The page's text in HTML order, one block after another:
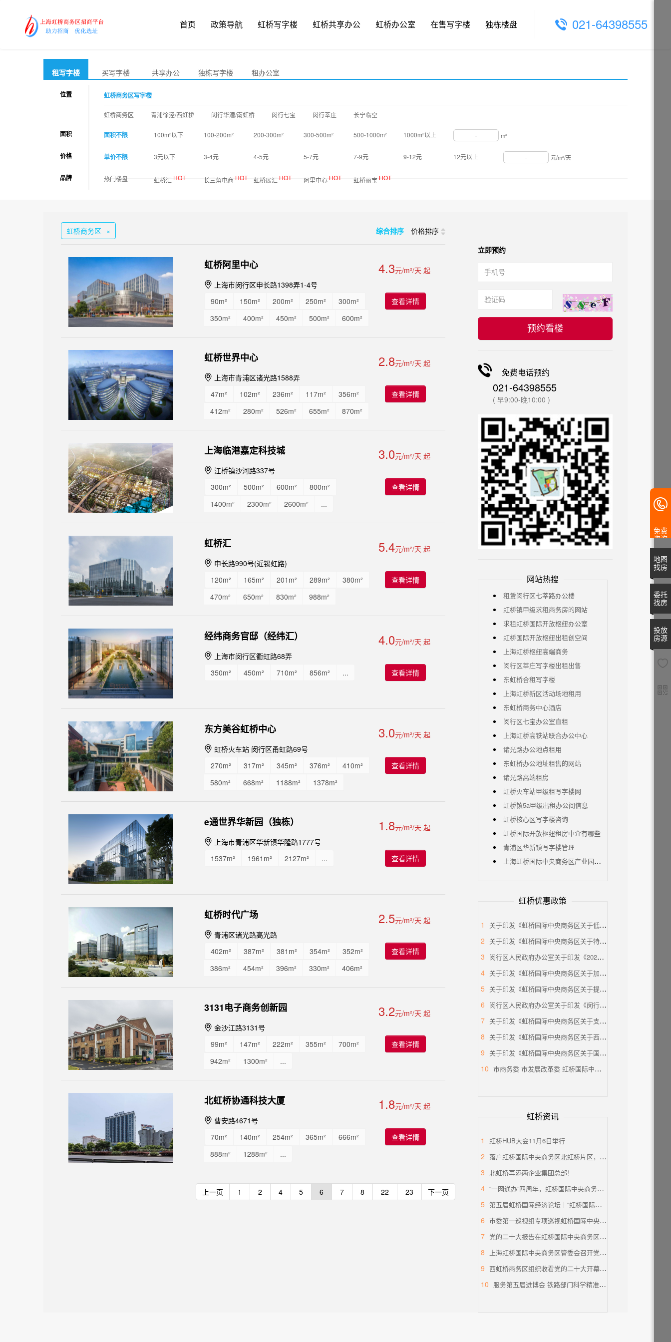
首页 政策导航 虹桥写字楼 虹桥共享办公 虹桥办公室 在售写字楼 独栋楼盘 021-64398555
租写字楼 买写字楼 共享办公 独栋写字楼 租办公室
位置 虹桥商务区写字楼
虹桥商务区 青浦徐泾/西虹桥 闵行华漕/南虹桥 闵行七宝 闵行莘庄 长宁临空
面积 面积不限 100m²以下 100-200m² 200-300m² 300-500m² 500-1000m² 1000m²以上 - m²
价格 单价不限 3元以下 3-4元 4-5元 5-7元 7-9元 9-12元 12元以上 - 元/m²/天
品牌 热门楼盘 虹桥汇 HOT 长三角电商 HOT 虹桥展汇 HOT 阿里中心 HOT 虹桥丽宝 HOT
虹桥商务区 × 综合排序 价格排序
虹桥阿里中心 4.3元/m²/天 起
上海市闵行区申长路1398弄1-4号
90m²
150m² 200m² 250m²
300m²
350m²
400m² 450m² 500m²
600m²
1200m²
1500m²
查看详情
虹桥世界中心 2.8元/m²/天 起
上海市青浦区诸光路1588弄
47m²
102m² 236m² 117m²
356m²
412m²
280m² 526m² 655m²
870m²
4312m²
5000m² ...
查看详情
上海临港嘉定科技城 3.0元/m²/天 起
江桥镇沙河路337号
300m²
500m² 600m²
800m²
1400m²
2300m² 2600m² ...
查看详情
虹桥汇 5.4元/m²/天 起
申长路990号(近锡虹路)
120m²
165m² 201m² 289m²
380m²
470m²
650m² 830m²
988m²
3500m²
4260m² 5800m²
查看详情
经纬商务官邸（经纬汇） 4.0元/m²/天 起
上海市闵行区衢虹路68弄
350m²
450m² 710m² 856m² ... 查看详情
东方美谷虹桥中心 3.0元/m²/天 起
虹桥火车站 闵行区甬虹路69号
270m²
317m² 345m² 376m²
410m²
580m²
668m² 1188m²
1378m²
查看详情
e通世界华新园（独栋） 1.8元/m²/天 起
上海市青浦区华新镇华隆路1777号
1537m²
1961m² 2127m² ... 查看详情
虹桥时代广场 2.5元/m²/天 起
青浦区诸光路高光路
402m²
387m² 381m² 354m²
352m²
386m²
454m² 396m² 330m²
406m²
474m²
342m² 399m²
查看详情
3131电子商务创新园 3.2元/m²/天 起
金沙江路3131号
99m²
147m² 222m² 355m²
700m²
942m²
1300m² ...
查看详情
北虹桥协通科技大厦 1.8元/m²/天 起
曹安路4671号
70m²
140m² 254m² 365m²
666m²
888m²
1288m² ...
查看详情
上一页 1 2 4 5 6 7 8 22 23 下一页
立即预约
预约看楼
免费电话预约
021-64398555
( 早9:00-晚10:00 )
网站热搜
租赁闵行区七莘路办公楼
虹桥镇甲级求租商务房的网站
求租虹桥国际开放枢纽办公室
虹桥国际开放枢纽出租创空间
上海虹桥枢纽高端商务
闵行区莘庄写字楼出租出售
东虹桥合租写字楼
上海虹桥新区活动场地租用
东虹桥商务中心酒店
闵行区七宝办公室直租
上海虹桥高铁站联合办公中心
诸光路办公地点租用
东虹桥办公地址租售的网站
诸光路高端租房
虹桥火车站甲级租写字楼网
虹桥镇5a甲级出租办公间信息
虹桥核心区写字楼咨询
虹桥国际开放枢纽租房中介有哪些
青浦区华新镇写字楼管理
上海虹桥国际中央商务区产业园区出租
虹桥优惠政策
1 关于印发《虹桥国际中央商务区关于低空经济高质量发展的支持政策》的通知
2 关于印发《虹桥国际中央商务区关于特色产业园区高质量发展的支持政策》的通知
3 闵行区人民政府办公室关于印发《2025年虹桥国际中央商务区（闵行部分）建设行动方案》的通知
4 关于印发《虹桥国际中央商务区关于加快发展法律服务业，打造涉外法律服务高地的支持政策 (试行)》的通知
5 关于印发《虹桥国际中央商务区关于提升生态环境和区域品质的支持政策》的通知
6 闵行区人民政府办公室关于印发《闵行区推进落实<关于支持虹桥国际中央商务区建设国际贸易中心新平台的若干措施>重点任务分工方案》的通知
7 关于印发《虹桥国际中央商务区关于支持总部企业发展的支持政策》的通知
8 关于印发《虹桥国际中央商务区关于西片国际级消费集聚区建设的支持政策》的通知
9 关于印发《虹桥国际中央商务区关于国际会展之都承载地建设的支持政策》的通知
10 市商务委 市发展改革委 虹桥国际中央商务区管委会印发《关于支持虹桥国际中央商务区建设国际贸易中心新平台的若干措施》的通知
虹桥资讯
1 虹桥HUB大会11月6日举行
2 落户虹桥国际中央商务区北虹桥片区，蔚来国际总部项目签约
3 北虹桥再添两企业集团总部！
4 “一网通办”四周年，虹桥国际中央商务区企业服务中心举办宣传推广活动
5 第五届虹桥国际经济论坛｜“虹桥国际开放枢纽建设”分论坛暨2022年虹桥HUB大会
6 市委第一巡视组专项巡视虹桥国际中央商务区管委会党组工作动员会召开
7 党的二十大报告在虹桥国际中央商务区管委会党员干部中引发热烈反响
8 上海虹桥国际中央商务区管委会召开党的二十大会议精神学习交流会
9 西虹桥商务区组织收看党的二十大开幕盛况
10 服务第五届进博会 铁路部门科学精准做好运力保障
免费
咨询
地图
找房
委托
找房
投放
房源